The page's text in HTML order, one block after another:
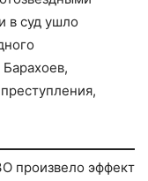
в суд ушло
Барахоев,
произвело эффект